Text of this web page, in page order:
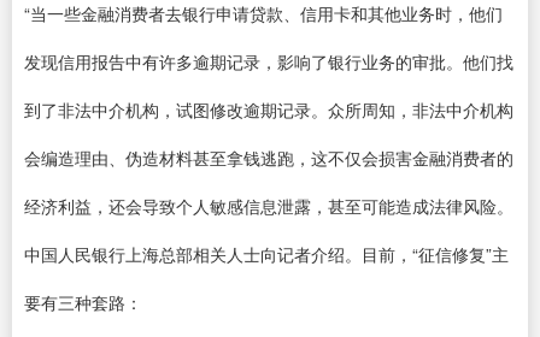
“当一些金融消费者去银行申请贷款、信用卡和其他业务时，他们
发现信用报告中有许多逾期记录，影响了银行业务的审批。他们找
到了非法中介机构，试图修改逾期记录。众所周知，非法中介机构
会编造理由、伪造材料甚至拿钱逃跑，这不仅会损害金融消费者的
经济利益，还会导致个人敏感信息泄露，甚至可能造成法律风险。
中国人民银行上海总部相关人士向记者介绍。目前，“征信修复”主
要有三种套路：